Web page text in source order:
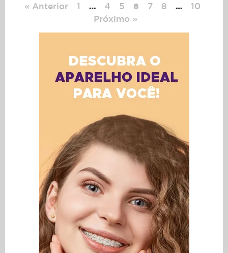
« Anterior 1 … 4 5 6 7 8 …
10
Próximo »